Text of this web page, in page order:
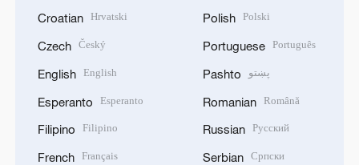
Croatian Hrvatski
Czech Český
English English
Esperanto Esperanto
Filipino Filipino
French Français
Polish Polski
Portuguese Português
Pashto پښتو
Romanian Română
Russian Русский
Serbian Српски